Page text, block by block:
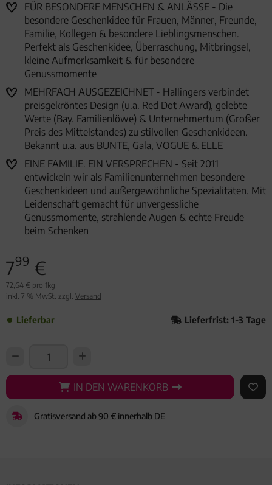
FÜR BESONDERE MENSCHEN & ANLÄSSE - Die
besondere Geschenkidee für Frauen, Männer, Freunde,
Familie, Kollegen & besondere Lieblingsmenschen.
Perfekt als Geschenkidee, Überraschung, Mitbringsel,
kleine Aufmerksamkeit & für besondere
Genussmomente
MEHRFACH AUSGEZEICHNET - Hallingers verbindet
preisgekröntes Design (u.a. Red Dot Award), gelebte
Werte (Bay. Familienlöwe) & Unternehmertum (Großer
Preis des Mittelstandes) zu stilvollen Geschenkideen.
Bekannt u.a. aus BUNTE, Gala, VOGUE & ELLE
EINE FAMILIE. EIN VERSPRECHEN - Seit 2011
entwickeln wir als Familienunternehmen besondere
Geschenkideen und außergewöhnliche Spezialitäten. Mit
Leidenschaft gemacht für unvergessliche
Genussmomente, strahlende Augen & echte Freude
beim Schenken
799 €
72,64 € pro 1kg
inkl. 7 % MwSt. zzgl. Versand
Lieferbar Lieferfrist: 1-3 Tage
IN DEN WARENKORB
IN DEN WARENKORB AUF
Gratisversand ab 90 € innerhalb DE